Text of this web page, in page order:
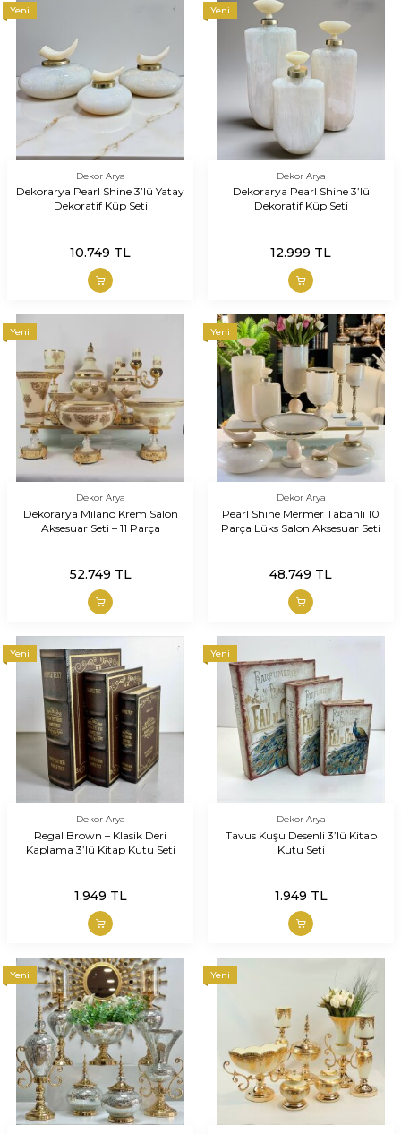
Yeni
Dekor Arya
Dekorarya Pearl Shine 3’lü Yatay
Dekoratif Küp Seti
10.749 TL
Yeni
Dekor Arya
Dekorarya Pearl Shine 3’lü
Dekoratif Küp Seti
12.999 TL
Yeni
Dekor Arya
Dekorarya Milano Krem Salon
Aksesuar Seti – 11 Parça
52.749 TL
Yeni
Dekor Arya
Pearl Shine Mermer Tabanlı 10
Parça Lüks Salon Aksesuar Seti
48.749 TL
Yeni
Dekor Arya
Regal Brown – Klasik Deri
Kaplama 3’lü Kitap Kutu Seti
1.949 TL
Yeni
Dekor Arya
Tavus Kuşu Desenli 3’lü Kitap
Kutu Seti
1.949 TL
Yeni Yeni